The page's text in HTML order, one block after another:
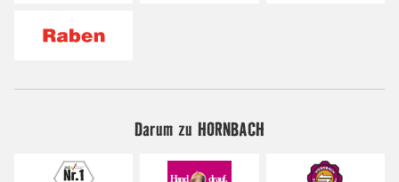
Darum zu HORNBACH